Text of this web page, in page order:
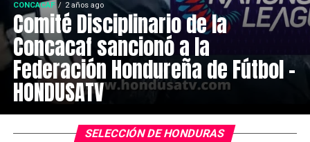
CONCACAF 2 años ago
Comité Disciplinario de la
Concacaf sancionó a la
Federación Hondureña de Fútbol –
HONDUSATV
SELECCIÓN DE HONDURAS